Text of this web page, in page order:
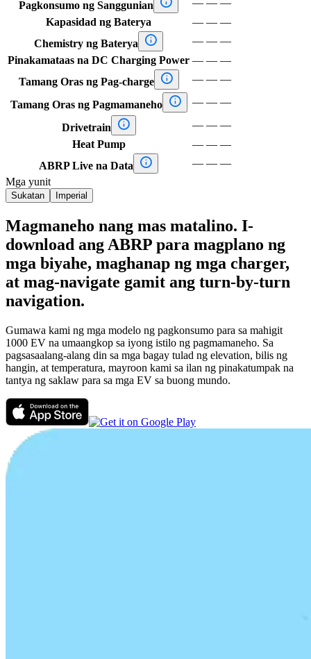
Pagkonsumo ng Sanggunian — — —
Kapasidad ng Baterya
— — —
Chemistry ng Baterya
 — — —
Pinakamataas na DC Charging Power — — —
Tamang Oras ng Pag-charge
 — — —
Tamang Oras ng Pagmamaneho  — — —
Drivetrain  — — —
Heat Pump
— — —
ABRP Live na Data
 — — —
Mga yunit
Sukatan Imperial
Magmaneho nang mas matalino. I-
download ang ABRP para magplano ng
mga biyahe, maghanap ng mga charger,
at mag-navigate gamit ang turn-by-turn
navigation.
Gumawa kami ng mga modelo ng pagkonsumo para sa mahigit
1000 EV na umaangkop sa iyong istilo ng pagmamaneho. Sa
pagsasaalang-alang din sa mga bagay tulad ng elevation, bilis ng
hangin, at temperatura, mayroon kami sa ilan ng pinakatumpak na
tantya ng saklaw para sa mga EV sa buong mundo.